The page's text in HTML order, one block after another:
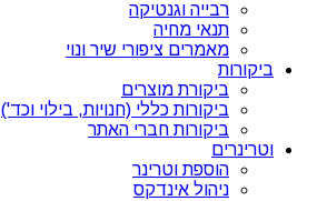
רבייה וגנטיקה
תנאי מחיה
מאמרים ציפורי שיר ונוי
ביקורות
ביקורת מוצרים
ביקורות כללי (חנויות, בילוי וכד')
ביקורות חברי האתר
וטרינרים
הוספת וטרינר
ניהול אינדקס